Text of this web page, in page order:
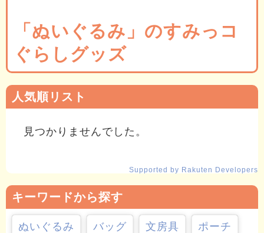
「ぬいぐるみ」のすみっコ
ぐらしグッズ
人気順リスト
見つかりませんでした。
Supported by Rakuten Developers
キーワードから探す
ぬいぐるみ バッグ 文房具 ポーチ